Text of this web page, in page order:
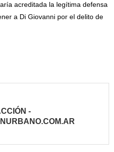
acreditada la legítima defensa
a Di Giovanni por el delito de
-